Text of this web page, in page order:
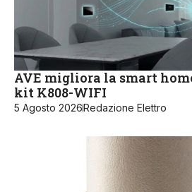
AVE migliora la smart
kit K808-WIFI
5 Agosto 2026Redazione Elettro